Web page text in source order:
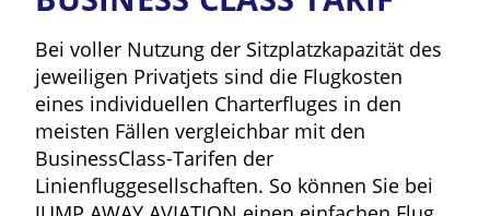
Bei voller Nutzung der Sitzplatzkapazität des
jeweiligen Privatjets sind die Flugkosten
eines individuellen Charterfluges in den
meisten Fällen vergleichbar mit den
BusinessClass-Tarifen der
Linienfluggesellschaften. So können Sie bei